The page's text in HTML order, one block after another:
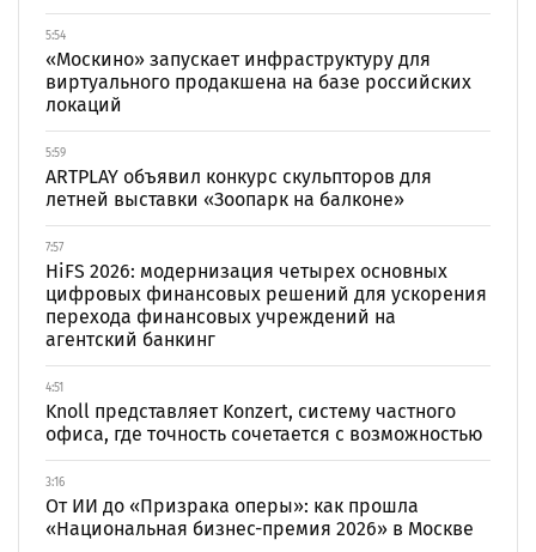
5:54
«Москино» запускает инфраструктуру для
виртуального продакшена на базе российских
локаций
5:59
ARTPLAY объявил конкурс скульпторов для
летней выставки «Зоопарк на балконе»
7:57
HiFS 2026: модернизация четырех основных
цифровых финансовых решений для ускорения
перехода финансовых учреждений на
агентский банкинг
4:51
Knoll представляет Konzert, систему частного
офиса, где точность сочетается с возможностью
3:16
От ИИ до «Призрака оперы»: как прошла
«Национальная бизнес-премия 2026» в Москве